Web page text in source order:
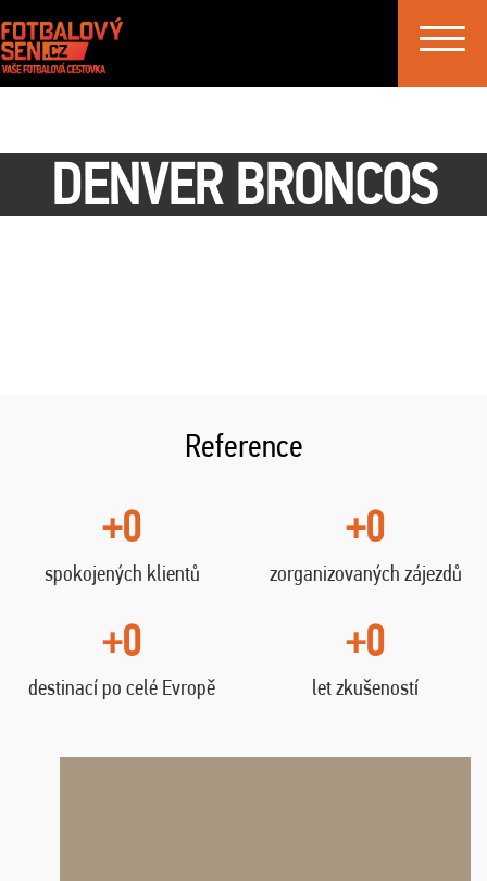
Toggle
DENVER BRONCOS
Reference
+0
spokojených klientů
+0
zorganizovaných zájezdů
+0
destinací po celé Evropě
+0
let zkušeností